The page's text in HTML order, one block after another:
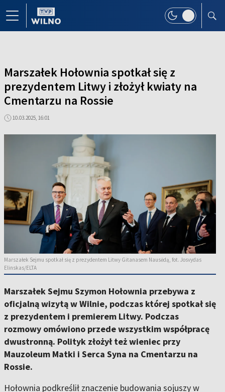
Marszałek Hołownia spotkał się z
prezydentem Litwy i złożył kwiaty na
Cmentarzu na Rossie
10.03.2025, 16:01
Marszałek Sejmu spotkał się z prezydentem Litwy Gitanasem Nausėdą, fot. Josvydas
Elinskas/ELTA
Marszałek Sejmu Szymon Hołownia przebywa z
oficjalną wizytą w Wilnie, podczas której spotkał się
z prezydentem i premierem Litwy. Podczas
rozmowy omówiono przede wszystkim współpracę
dwustronną. Polityk złożył też wieniec przy
Mauzoleum Matki i Serca Syna na Cmentarzu na
Rossie.
Hołownia podkreślił znaczenie budowania sojuszy w